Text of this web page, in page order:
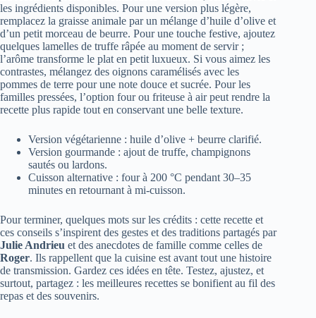
les ingrédients disponibles. Pour une version plus légère,
remplacez la graisse animale par un mélange d’huile d’olive et
d’un petit morceau de beurre. Pour une touche festive, ajoutez
quelques lamelles de truffe râpée au moment de servir ;
l’arôme transforme le plat en petit luxueux. Si vous aimez les
contrastes, mélangez des oignons caramélisés avec les
pommes de terre pour une note douce et sucrée. Pour les
familles pressées, l’option four ou friteuse à air peut rendre la
recette plus rapide tout en conservant une belle texture.
Version végétarienne : huile d’olive + beurre clarifié.
Version gourmande : ajout de truffe, champignons
sautés ou lardons.
Cuisson alternative : four à 200 °C pendant 30–35
minutes en retournant à mi-cuisson.
Pour terminer, quelques mots sur les crédits : cette recette et
ces conseils s’inspirent des gestes et des traditions partagés par
Julie Andrieu et des anecdotes de famille comme celles de
Roger. Ils rappellent que la cuisine est avant tout une histoire
de transmission. Gardez ces idées en tête. Testez, ajustez, et
surtout, partagez : les meilleures recettes se bonifient au fil des
repas et des souvenirs.